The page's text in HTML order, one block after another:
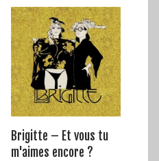
Brigitte – Et vous tu
m'aimes encore ?